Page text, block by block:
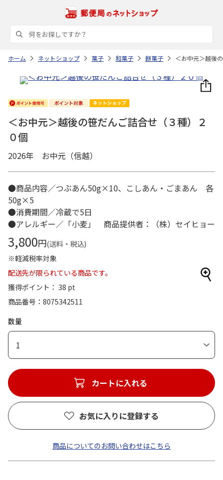
ホーム ネットショップ 菓子 和菓子 餅菓子 ＜お中元＞越後
＜お中元＞越後の笹だんご詰合せ（３種）２
０個
2026年 お中元（信越）
●商品内容／つぶあん50g×10、こしあん・ごまあん 各
50g×5
●消費期間／冷蔵で5日
●アレルギー／「小麦」 商品提供者：（株）セイヒョー
3,800円(送料・税込)
※軽減税率対象
配送先が限られている商品です。
獲得ポイント： 38 pt
商品番号
8075342511
数量
1
カートに入れる
お気に入りに登録する
商品についてのお問い合わせはこちら